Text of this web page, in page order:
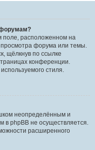
поле, расположенном на
просмотра форума или темы.
щёлкнув по ссылке
конференции.
стиля.
неопределённым и
в phpBB не осуществляется.
расширенного